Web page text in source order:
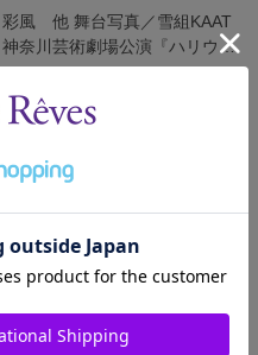
彩風 他 舞台写真／雪組KAAT
神奈川芸術劇場公演『ハリウッ
ド・ゴシップ』